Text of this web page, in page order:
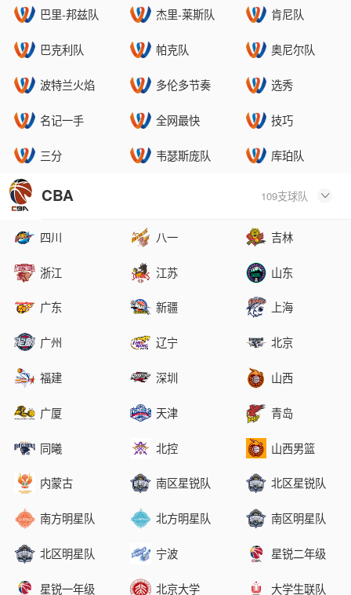
巴里-邦兹队 杰里-莱斯队 肯尼队
巴克利队 帕克队 奥尼尔队
波特兰火焰 多伦多节奏 选秀
名记一手 全网最快 技巧
三分 韦瑟斯庞队 库珀队
CBA 109支球队 
四川 八一 吉林
浙江 江苏 山东
广东 新疆 上海
广州 辽宁 北京
福建 深圳 山西
广厦 天津 青岛
同曦 北控 山西男篮
内蒙古 南区星锐队 北区星锐队
南方明星队 北方明星队 南区明星队
北区明星队 宁波 星锐二年级
星锐一年级 北京大学 大学生联队